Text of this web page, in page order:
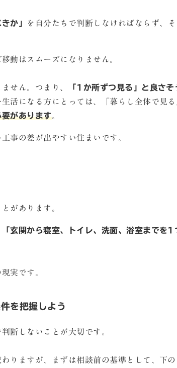
か」
を自分たちで判断しなければならず、
動はスムーズになりません。
せん。つまり、
「1か所ずつ見る」と良さ
活になる方にとっては、「暮らし全体で見
があります。
事の差が出やすい住まいです。
があります。
玄関から寝室、トイレ、洗面、浴室までを1
実です。
を把握しよう
断しないことが大切です。
りますが、まずは相談前の基準として、下